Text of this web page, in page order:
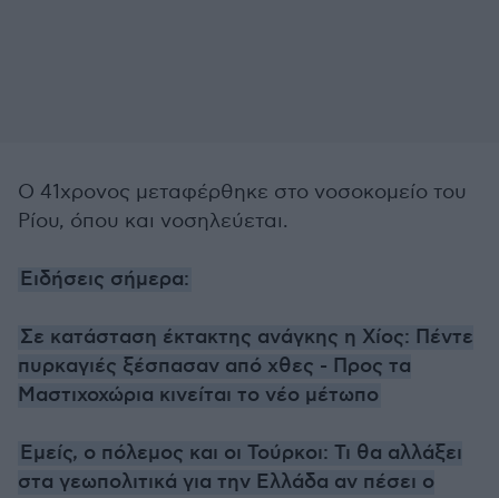
Ο 41χρονος μεταφέρθηκε στο νοσοκομείο του
Ρίου, όπου και νοσηλεύεται.
Ειδήσεις σήμερα:
Σε κατάσταση έκτακτης ανάγκης η Χίος: Πέντε
πυρκαγιές ξέσπασαν από χθες - Προς τα
Μαστιχοχώρια κινείται το νέο μέτωπο
Εμείς, ο πόλεμος και οι Τούρκοι: Τι θα αλλάξει
στα γεωπολιτικά για την Ελλάδα αν πέσει ο